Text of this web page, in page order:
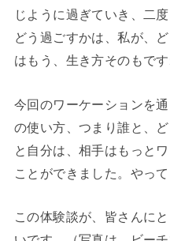
じように過ぎていき、二
どう過ごすかは、私が、
はもう、生き方そのもです
今回のワーケーションを
の使い方、つまり誰と、
と自分は、相手はもっと
ことができました。やっ
この体験談が、皆さんに